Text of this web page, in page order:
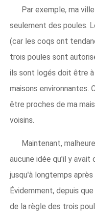
Par exemple, ma
seulement des poules.
(car les coqs ont
trois poules sont
ils sont logés doit être
maisons environnantes.
être proches de ma
voisins.
Maintenant,
aucune idée qu'il y avait
jusqu'à longtemps
Évidemment, depuis
de la règle des trois